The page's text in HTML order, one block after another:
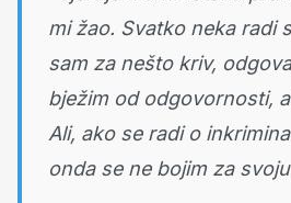
mi žao. Svatko neka radi
sam za nešto kriv,
bježim od odgovornosti,
Ali, ako se radi o
onda se ne bojim za